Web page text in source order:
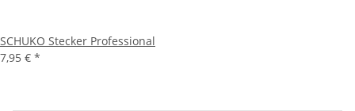
SCHUKO Stecker Professional
7,95 € *